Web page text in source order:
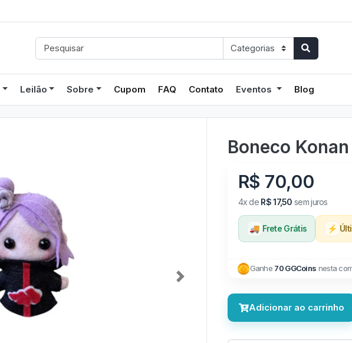
Leilão Sobre Cupom FAQ Contato Eventos Blog
Next
Boneco
R$ 70,00
4x de R$ 17,50 sem juros
🚚 Frete Grátis ⚡
Ganhe 70 GGCoins nesta
Adicionar ao carrinho